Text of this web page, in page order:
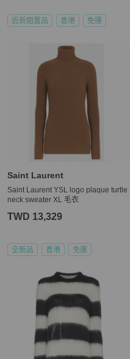
近新閒置品 香港 免運
Saint Laurent
Saint Laurent YSL logo plaque turtle
neck sweater XL 毛衣
TWD 13,329
全新品 香港 免運